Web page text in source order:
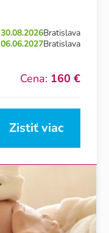
30.08.2026Bratislava
06.06.2027Bratislava
Cena: 160 €
Zistiť viac